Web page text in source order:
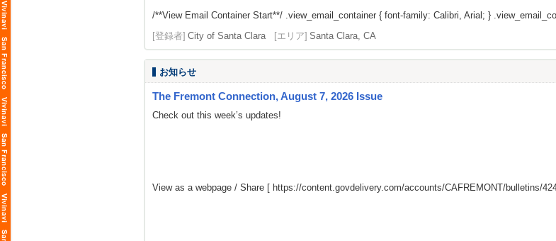
/**View Email Container Start**/ .view_email_container { font-family: Calibri, Arial; }
[登録者] City of Santa Clara [エリア] Santa Clara, CA
お知らせ
The Fremont Connection, August 7, 2026 Issue
Check out this week’s updates!
View as a webpage / Share [ https://content.govdelivery.com/accounts/CAFREMONT/bulletins/